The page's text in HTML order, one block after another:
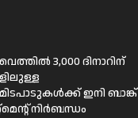
3,000 ദിനാറിന്
ഇനി ബാങ്ക്
നിർബന്ധം